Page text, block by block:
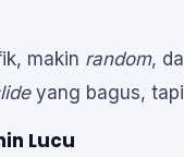
makin random,
yang bagus,
Lucu